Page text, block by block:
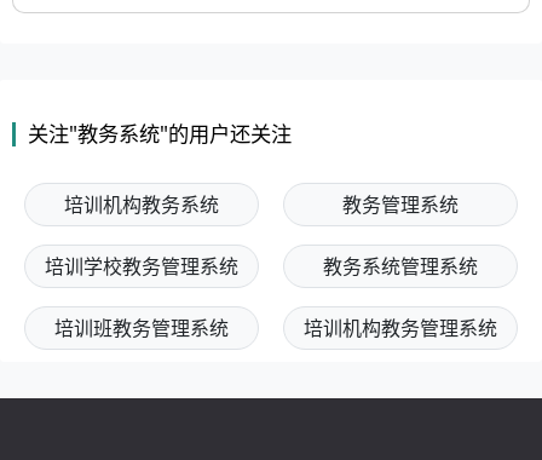
关注"教务系统"的用户还关注
培训机构教务系统 教务管理系统
培训学校教务管理系统 教务系统管理系统
培训班教务管理系统 培训机构教务管理系统